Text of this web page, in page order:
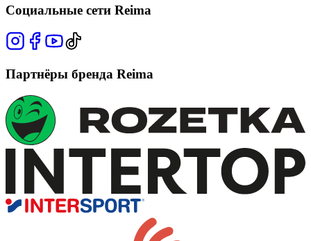
Социальные сети Reima
Партнёры бренда Reima